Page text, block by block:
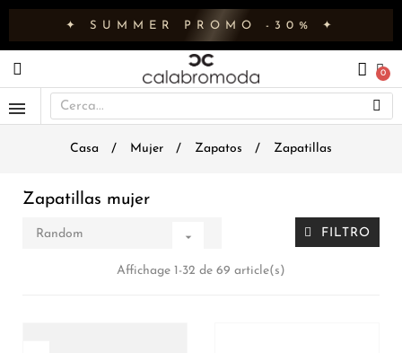
✦ SUMMER PROMO -30% ✦
Casa Mujer Zapatos Zapatillas
Zapatillas mujer
Random  FILTRO
Affichage 1-32 de 69 article(s)